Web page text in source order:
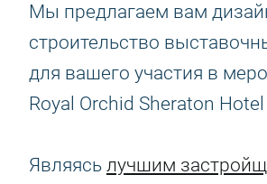
Мы предлагаем вам
строительство
для вашего участия в
Royal Orchid Sheraton
Являясь лучшим